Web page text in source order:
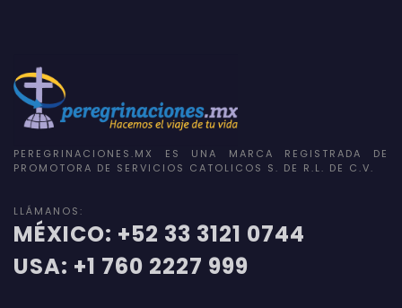
PEREGRINACIONES.MX ES UNA MARCA REGISTRADA DE
PROMOTORA DE SERVICIOS CATOLICOS S. DE R.L. DE C.V.
LLÁMANOS:
MÉXICO: +52 33 3121 0744
USA: +1 760 2227 999